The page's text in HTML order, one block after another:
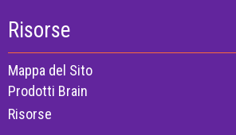
Risorse
Mappa del Sito
Prodotti Brain
Risorse